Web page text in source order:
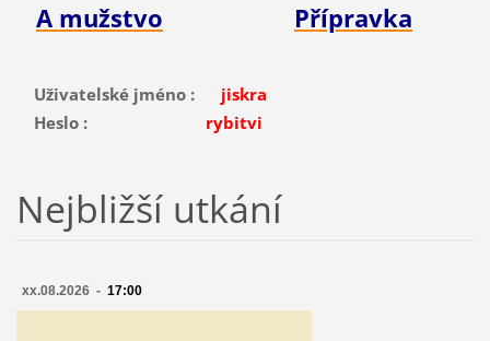
A mužstvo Přípravka
Uživatelské jméno : jiskra
Heslo : rybitvi
Nejbližší utkání
xx.08.2026 - 17:00